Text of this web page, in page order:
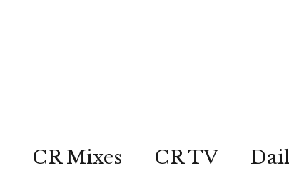
CR Mixes CR TV